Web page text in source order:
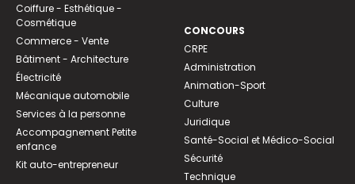
Coiffure - Esthétique -
Cosmétique
Commerce - Vente
Bâtiment - Architecture
Électricité
Mécanique automobile
Services à la personne
Accompagnement Petite
enfance
Kit auto-entrepreneur
CONCOURS
CRPE
Administration
Animation-Sport
Culture
Juridique
Santé-Social et Médico-Social
Sécurité
Technique